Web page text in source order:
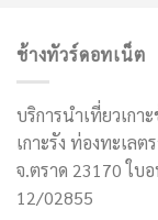
ช้างทัวร์ดอทเน็ต
บริการนำเที่ยวเกา
เกาะรัง ท่องทะเล
จ.ตราด 23170 ใบ
12/02855